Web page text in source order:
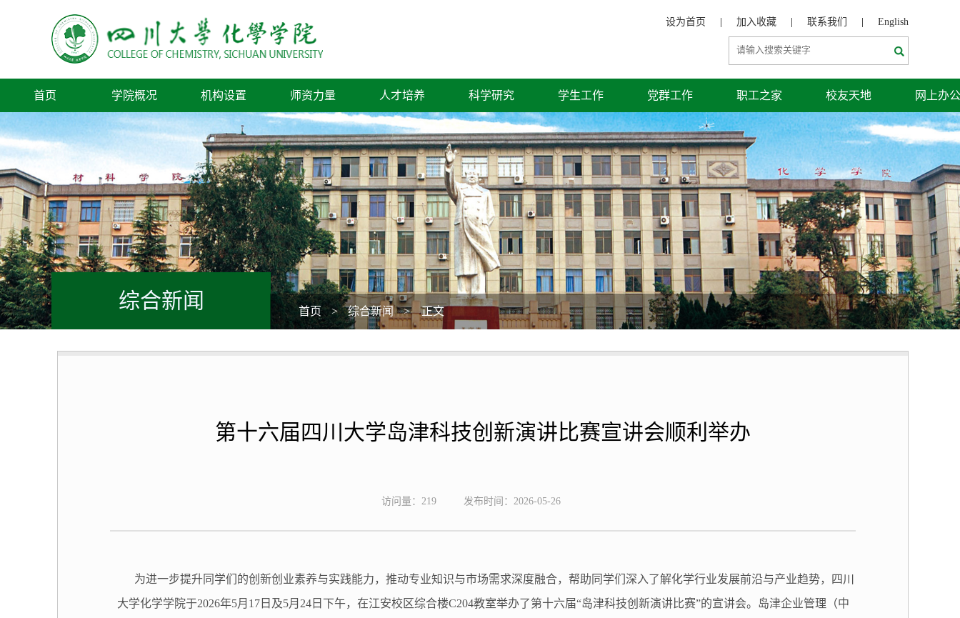
English
联系我们
加入收藏
设为首页
首页 学院概况 机构设置 师资力量 人才培养 科学研究 学生工作 党群工作 职工之家 校友天地 网上办公
综合新闻 首页 > 综合新闻 > 正文
第十六届四川大学岛津科技创新演讲比赛宣讲会顺利举办
访问量： 219 发布时间：2026-05-26
为进一步提升同学们的创新创业素养与实践能力，推动专业知识与市场需求深度融合，帮助 同学们 深入了解化学行业发展前沿与产业趋势，
四川
大学化学学院于2026年5月17日 及5月24日 下午，在江安校区综合楼C204教室举办了第十六届“岛津科技创新演讲比赛”的宣讲会。 岛津企业管理（中